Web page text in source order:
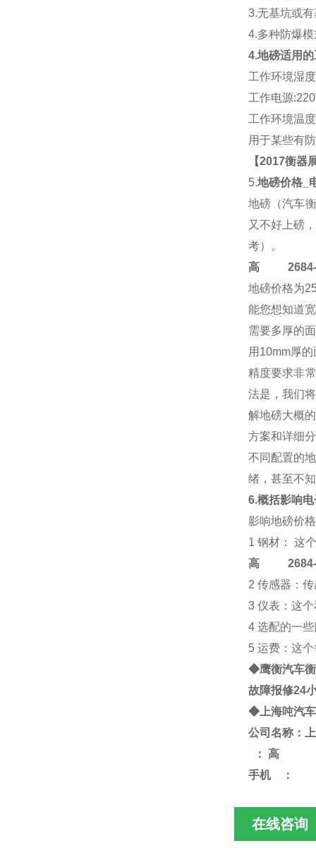
3.无基坑或
4.多种防爆
4.地磅适用
工作环境湿
工作电源
工作环境温
用于某些有
【2017衡器
5.地磅价格_
地磅（汽车
又不好上磅
考）。
高2684-
地磅价格为
能您想知道
需要多厚的
用10mm厚
精度要求非
法是，我们
解地磅大概
方案和详细
不同配置的
绪，甚至不
6.概括影响
影响地磅价
1 钢材： 这
高2684-
2 传感器：
3 仪表：这
4 选配的一
5 运费：这
◆鹰衡汽车衡
故障报修24
◆上海吨汽
公司名称：
： 高
手机
：
在线咨询